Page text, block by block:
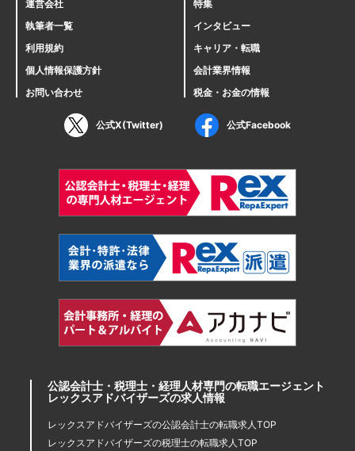
運営会社
執筆者一覧
利用規約
個人情報保護方針
お問い合わせ
特集
インタビュー
キャリア・転職
会計業界情報
税金・お金の情報
公式X(Twitter) 公式Facebook
公認会計士・税理士・経理人材専門の転職エージェント
レックスアドバイザーズの求人情報
レックスアドバイザーズの公認会計士の転職求人TOP
レックスアドバイザーズの税理士の転職求人TOP